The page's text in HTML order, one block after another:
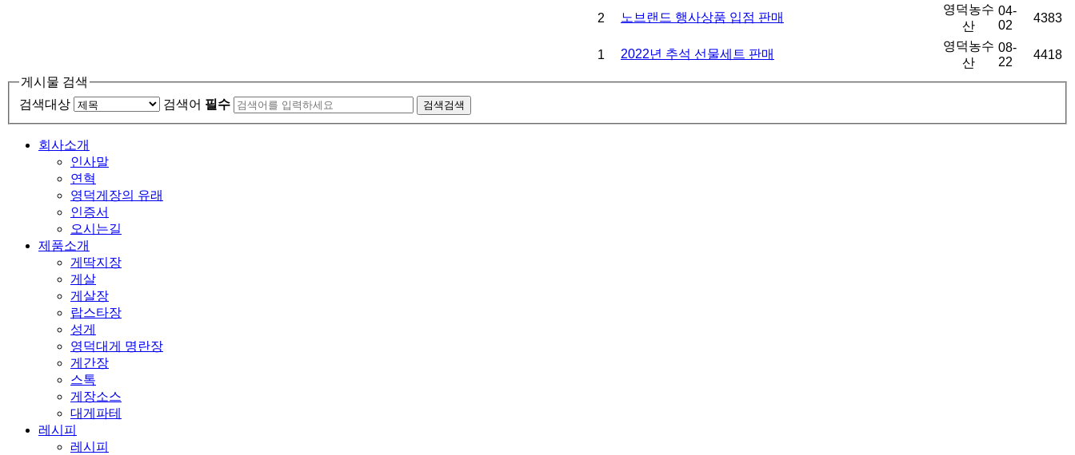
2 노브랜드 행사상품 입점 판매
영덕농수
산
04-
02
4383
1 2022년 추석 선물세트 판매
영덕농수
산
08-
22
4418
게시물 검색
검색대상
검색어 필수 검색 검색
회사소개
인사말
연혁
영덕게장의 유래
인증서
오시는길
제품소개
게딱지장
게살
게살장
랍스타장
성게
영덕대게 명란장
게간장
스톡
게장소스
대게파테
레시피
레시피